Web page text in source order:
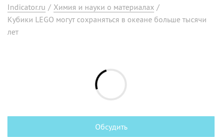
Indicator.ru / Химия и науки о материалах /
Кубики LEGO могут сохраняться в океане больше тысячи
лет
Обсудить